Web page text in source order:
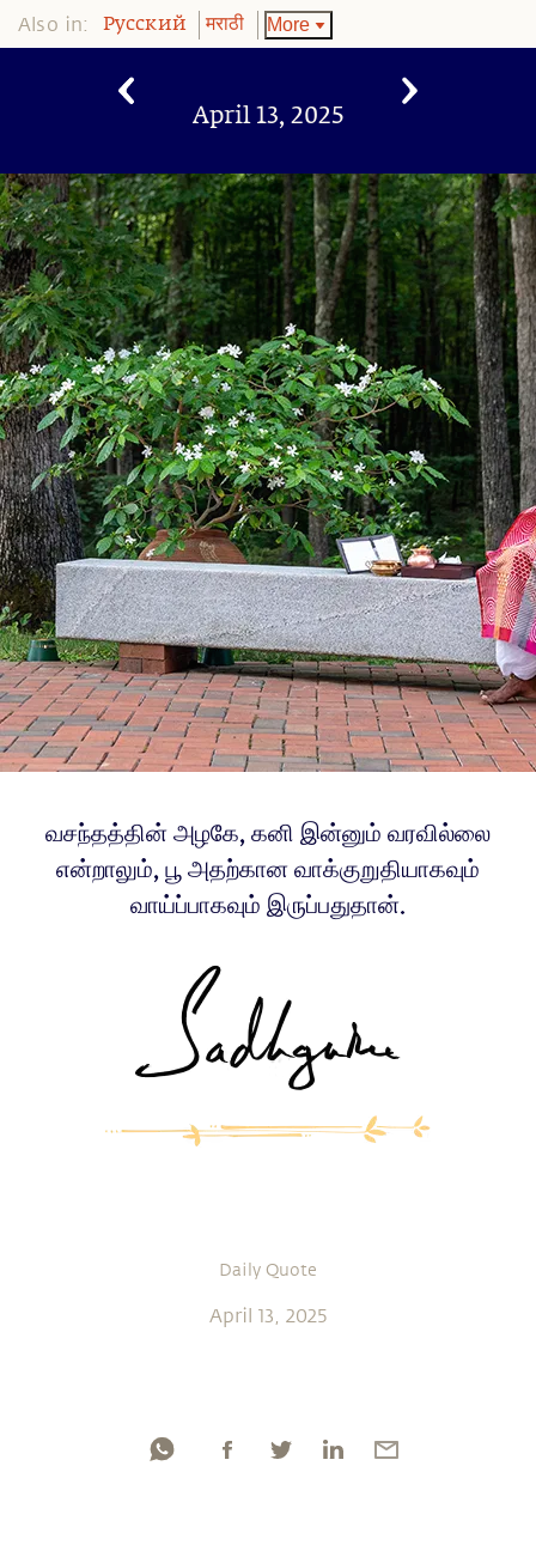
Also in: Pусский मराठी More
April 13, 2025
வசந்தத்தின் அழகே, கனி இன்னும் வரவில்லை
என்றாலும், பூ அதற்கான வாக்குறுதியாகவும்
வாய்ப்பாகவும் இருப்பதுதான்.
Daily Quote
April 13, 2025